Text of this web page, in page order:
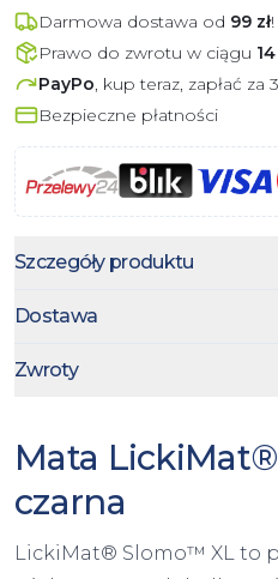
Darmowa dostawa od 99 zł!
Prawo do zwrotu w ciągu
PayPo, kup teraz, zapłać za
Bezpieczne płatności
Szczegóły produktu
Dostawa
Zwroty
Mata
czarna
LickiMat® Slomo™ XL to